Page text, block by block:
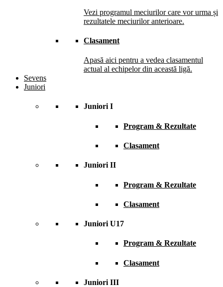
Vezi programul meciurilor care vor urma și
rezultatele meciurilor anterioare.
Clasament
Apasă aici pentru a vedea clasamentul
actual al echipelor din această ligă.
Sevens
Juniori
Juniori I
Program & Rezultate
Clasament
Juniori II
Program & Rezultate
Clasament
Juniori U17
Program & Rezultate
Clasament
Juniori III